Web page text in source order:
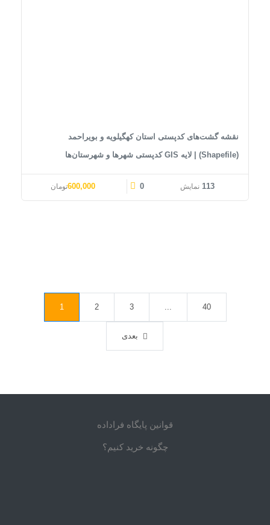
نقشه گشت‌های کدپستی استان کهگیلویه و بویراحمد
(Shapefile) | لایه GIS کدپستی شهرها و شهرستان‌ها
113 نمایش 0 قیمت اصلی: 1,000,000تومان بود.
600,000تومان
1 2 3 40
بعدی
قوانین پایگاه فراداده
چگونه خرید کنیم؟